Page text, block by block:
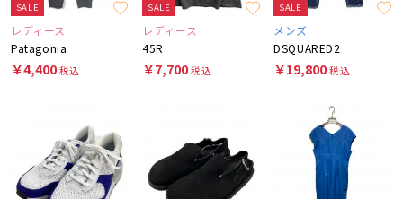
SALE
レディース
Patagonia
￥4,400税込
SALE
レディース
45R
￥7,700税込
SALE
メンズ
DSQUARED2
￥19,800税込